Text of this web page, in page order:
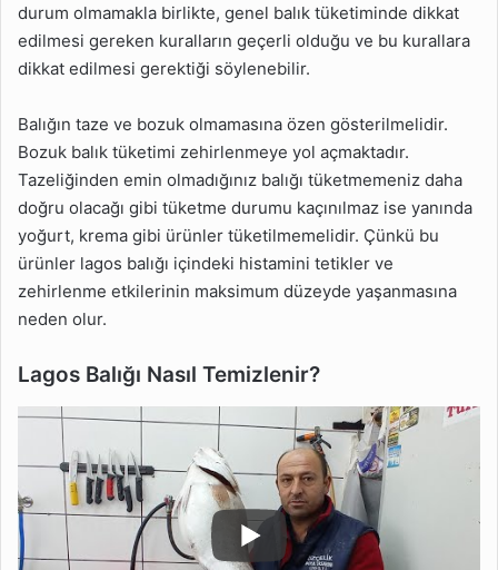
durum olmamakla birlikte, genel balık tüketiminde dikkat
edilmesi gereken kuralların geçerli olduğu ve bu kurallara
dikkat edilmesi gerektiği söylenebilir.
Balığın taze ve bozuk olmamasına özen gösterilmelidir.
Bozuk balık tüketimi zehirlenmeye yol açmaktadır.
Tazeliğinden emin olmadığınız balığı tüketmemeniz daha
doğru olacağı gibi tüketme durumu kaçınılmaz ise yanında
yoğurt, krema gibi ürünler tüketilmemelidir. Çünkü bu
ürünler lagos balığı içindeki histamini tetikler ve
zehirlenme etkilerinin maksimum düzeyde yaşanmasına
neden olur.
Lagos Balığı Nasıl Temizlenir?